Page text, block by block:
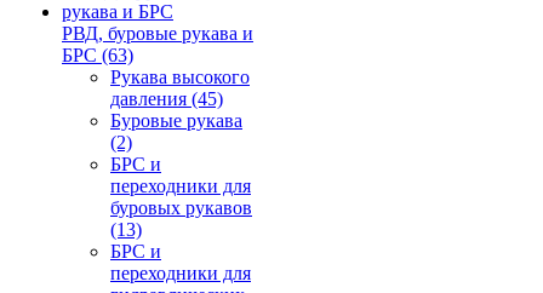
РВД, буровые рукава и
БРС (63)
Рукава высокого
давления (45)
Буровые рукава
(2)
БРС и
переходники для
буровых рукавов
(13)
БРС и
переходники для